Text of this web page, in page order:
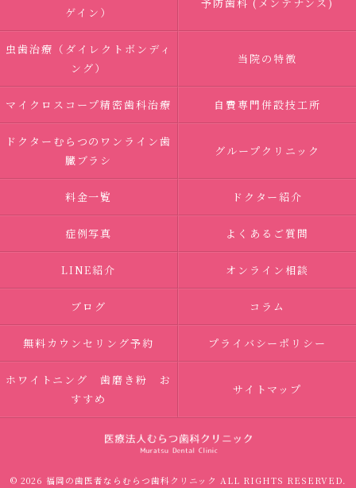
ゲイン）
虫歯治療（ダイレクトボンディ
ング）
当院の特徴
マイクロスコープ精密歯科治療 自費専門併設技工所
ドクターむらつのワンライン歯
臓ブラシ
グループクリニック
料金一覧 ドクター紹介
症例写真 よくあるご質問
LINE紹介 オンライン相談
ブログ コラム
無料カウンセリング予約 プライバシーポリシー
ホワイトニング 歯磨き粉 お
すすめ
サイトマップ
© 2026 福岡の歯医者ならむらつ歯科クリニック ALL RIGHTS RESERVED.